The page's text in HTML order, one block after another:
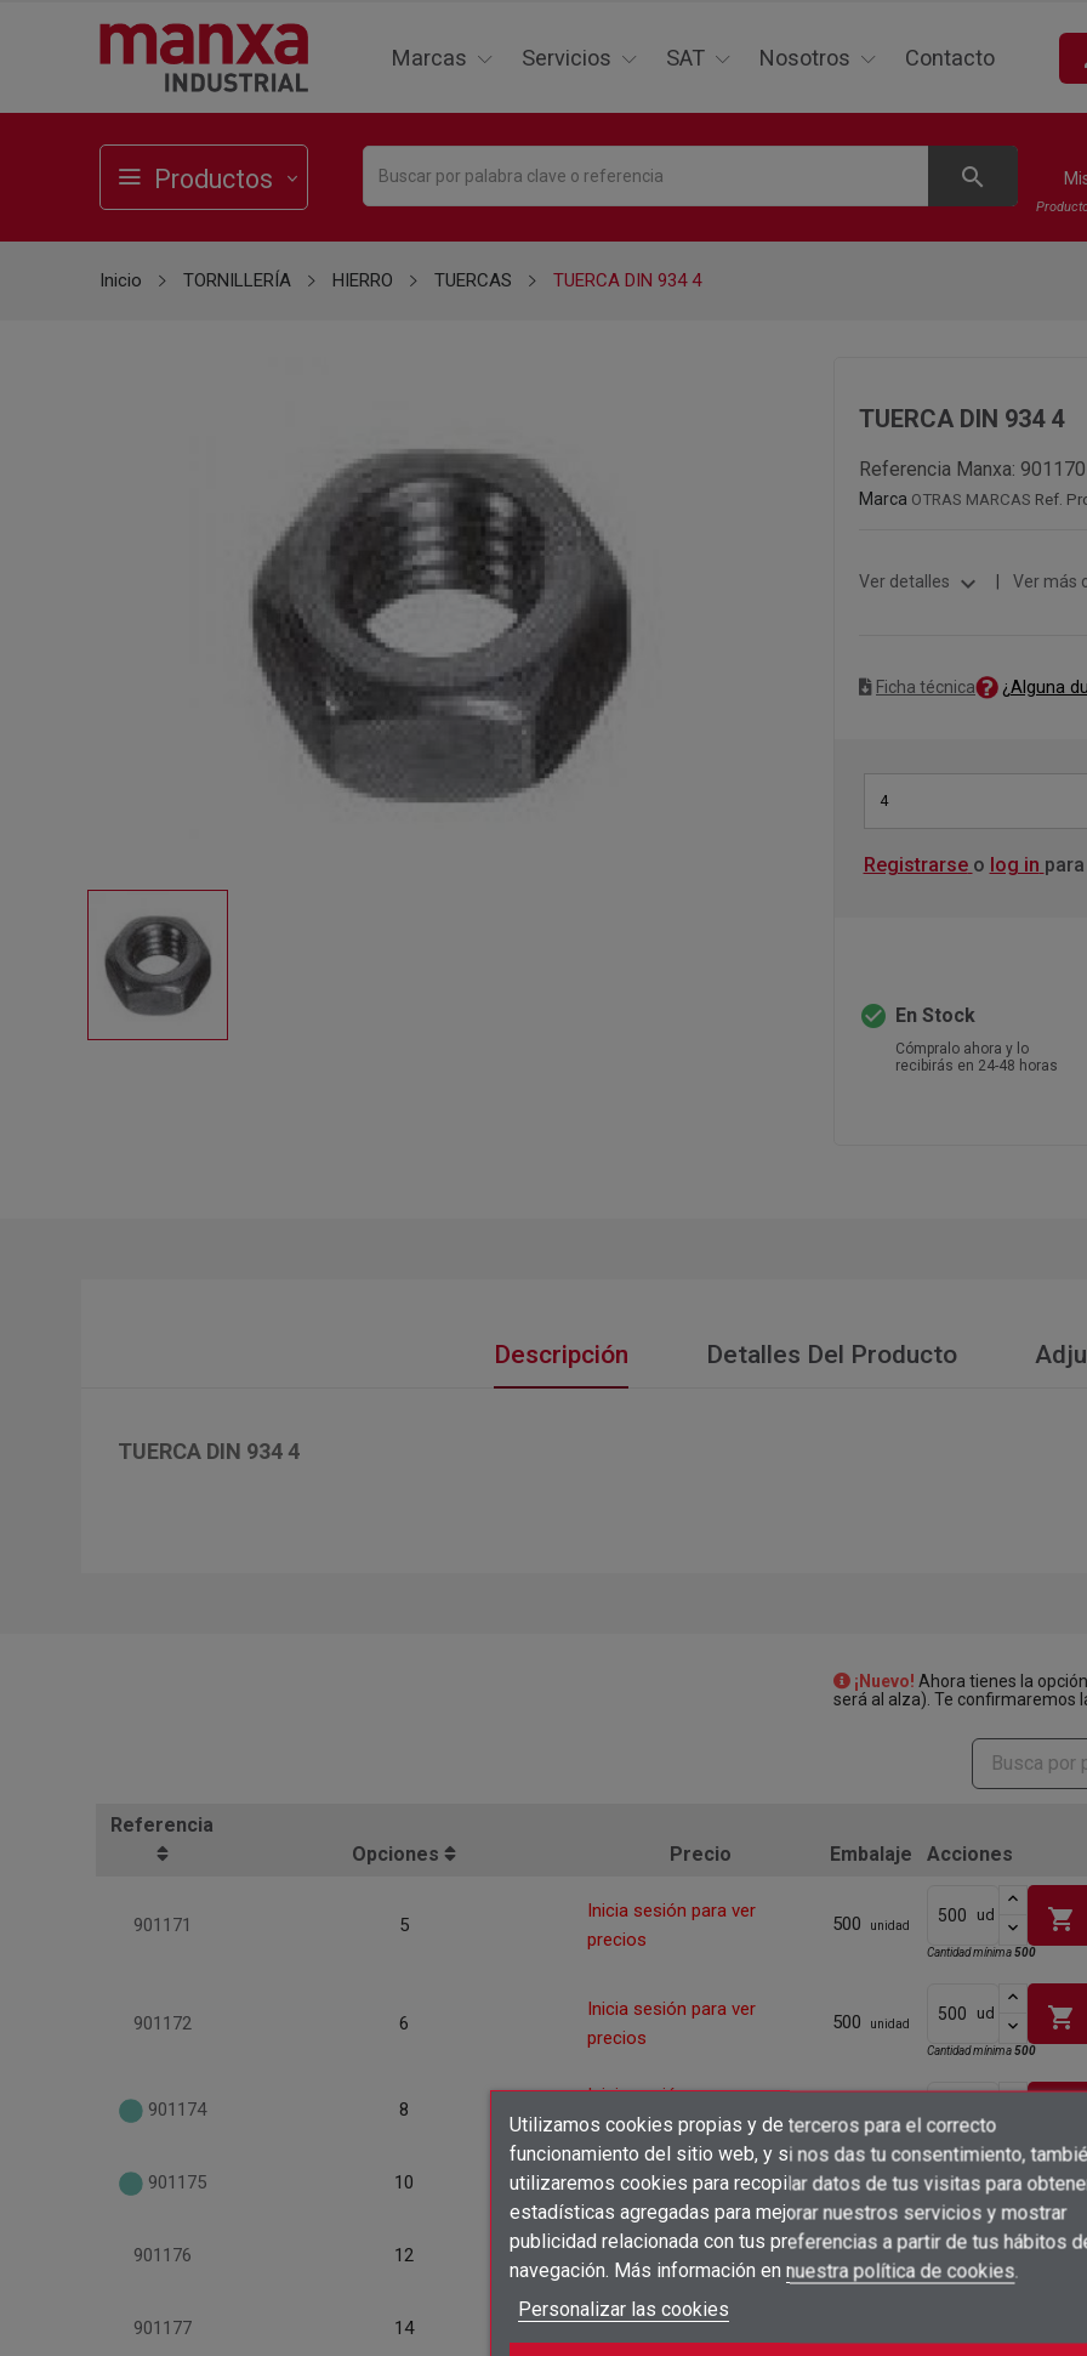
Añadir a la lista de deseos×
add_circle_outline
Crear lista de deseos ×
Nombre de la lista de deseos
Cancelar Crear lista de deseos
Iniciar sesión ×
Debe iniciar sesión para guardar productos en su lista de deseos.
Marcas Servicios SAT Nosotros Contacto
Productos search
Utilizamos cookies propias y de terceros para el correcto
funcionamiento del sitio web, y si nos das tu consentimiento,
utilizaremos cookies para recopilar datos de tus visitas para
estadísticas agregadas para mejorar nuestros servicios y mostrar
publicidad relacionada con tus preferencias a partir de tus hábitos
navegación. Más información en nuestra política de cookies.
Personalizar las cookies
Inicio TORNILLERÍA HIERRO TUERCAS TUERCA DIN 934 4
TUERCA DIN 934 4
Referencia Manxa: 901170
Marca OTRAS MARCAS Ref.
Ver detalles expand_more Ver más
Ficha técnica ¿Alguna
4
Registrarse o log in
check_circle En Stock
Cómpralo ahora y lo
recibirás en 24-48 horas
Descripción Detalles Del Producto
TUERCA DIN 934 4
¡Nuevo! Ahora tienes la
será al alza). Te confirmaremos
Referencia
Opciones
Precio Embalaje Acciones
901171 5
Inicia sesión para ver
precios
500 unidad
ud shopping_cart
Cantidad mínima500
901172 6
Inicia sesión para ver
precios
500 unidad
ud shopping_cart
Cantidad mínima500
901174 8
Inicia sesión para ver
precios
901175 10
Inicia sesión para ver
200 unidad ud shopping_cart
901176 12
Inicia sesión para ver
precios
200 unidad
901177 14
Inicia sesión para ver
precios